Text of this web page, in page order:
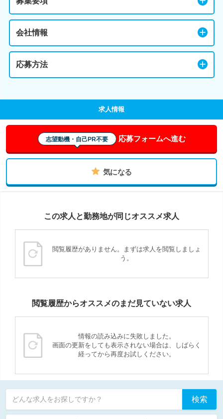
会社情報
応募方法
求人情報
志望動機・自己PR不要 応募フォームへ進む
気になる
この求人と勤務地が同じオススメ求人
閲覧履歴がありません。まずは求人を閲覧しましょ
う。
閲覧履歴からオススメのまだ見ていない求人
情報の読み込みに失敗しました。
画面の更新をしても表示されない場合は、しばらく
経ってから再度お試しください。
どんな求人をお探しですか？ 検索